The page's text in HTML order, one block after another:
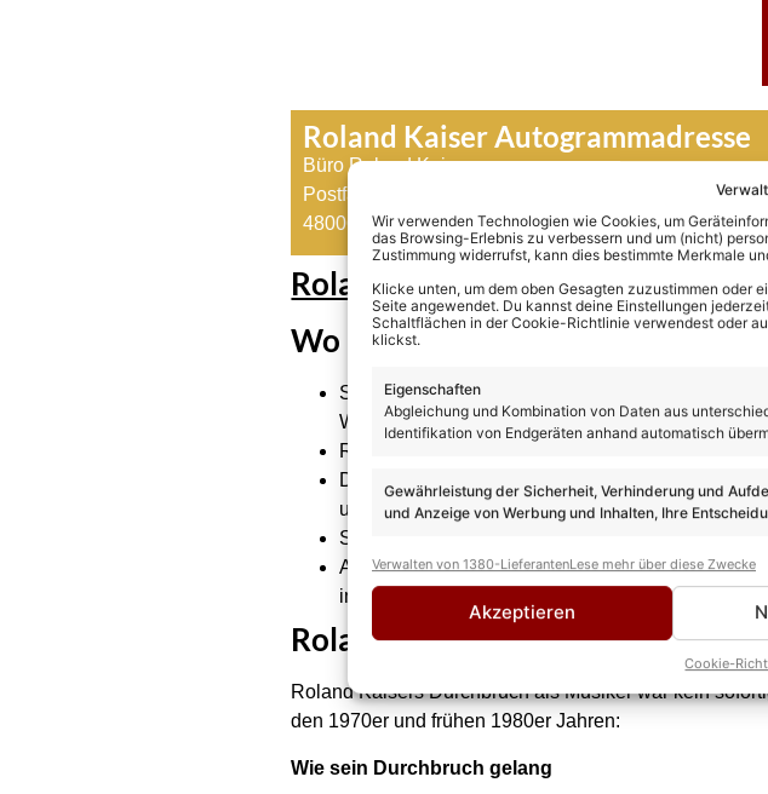
Wir verwenden Technologien wie Cookies, um
das Browsing-Erlebnis zu verbessern und um (nicht)
Zustimmung widerrufst, kann dies bestimmte Merkmale
Klicke unten, um dem oben Gesagten zuzustimmen oder
Seite angewendet. Du kannst deine Einstellungen
Schaltflächen in der Cookie-Richtlinie verwendest oder
klickst.
Eigenschaften
Abgleichung und Kombination von Daten aus
Identifikation von Endgeräten anhand automatisch
Gewährleistung der Sicherheit, Verhinderung und
und Anzeige von Werbung und Inhalten, Ihre
Verwalten von 1380-LieferantenLese mehr über diese Zwecke
Akzeptieren
Cookie-
Roland Kaiser Autogrammadresse
Büro Roland Kaiser
Postfach 17 20
48006 Münster
Roland Kaiser – Biografie
Wo und wie ist Roland Kaiser
Seine leibliche Mutter war sehr jung (16–17
Waisenhaus aus bzw. gab ihn zur Adoption frei.
Roland Kaiser wuchs dann bei einer
Die Verhältnisse waren bescheiden, aber
unterstützen.
Seine Pflegemutter starb, als er etwa 15 Jahre
Ausbildung und frühe Jahre: Nach der Schule
im Werbebereich eines Autohauses, bevor er als
Roland Kaiser: SO gelang ihm
Roland Kaisers Durchbruch als Musiker war kein
den 1970er und frühen 1980er Jahren:
Wie sein Durchbruch gelang